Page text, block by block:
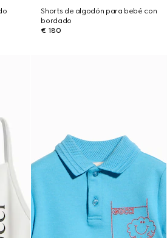
Shorts de algodón para bebé con
bordado
€ 180